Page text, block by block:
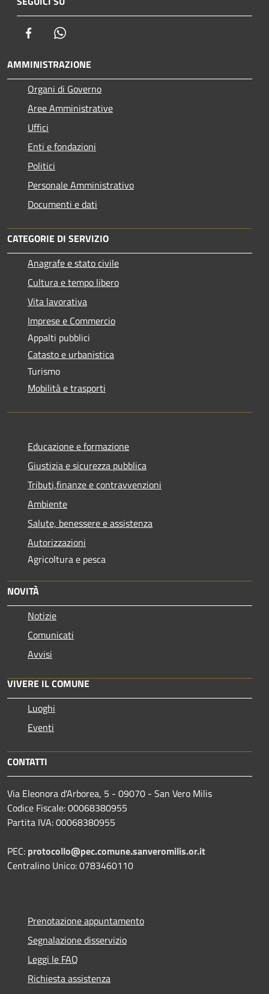
Facebook
AMMINISTRAZIONE
Organi di Governo
Aree Amministrative
Uffici
Enti e fondazioni
Politici
Personale Amministrativo
Documenti e dati
CATEGORIE DI SERVIZIO
Anagrafe e stato civile
Cultura e tempo libero
Vita lavorativa
Imprese e Commercio
Appalti pubblici
Catasto e urbanistica
Turismo
Mobilità e trasporti
Educazione e formazione
Giustizia e sicurezza pubblica
Tributi,finanze e contravvenzioni
Ambiente
Salute, benessere e assistenza
Autorizzazioni
Agricoltura e pesca
NOVITÀ
Notizie
Comunicati
Avvisi
VIVERE IL COMUNE
Luoghi
Eventi
CONTATTI
Via Eleonora d'Arborea, 5 - 09070 - San Vero Milis
Codice Fiscale: 00068380955
Partita IVA: 00068380955
PEC: protocollo@pec.comune.sanveromilis.or.it
Centralino Unico: 0783460110
Prenotazione appuntamento
Segnalazione disservizio
Leggi le FAQ
Richiesta assistenza